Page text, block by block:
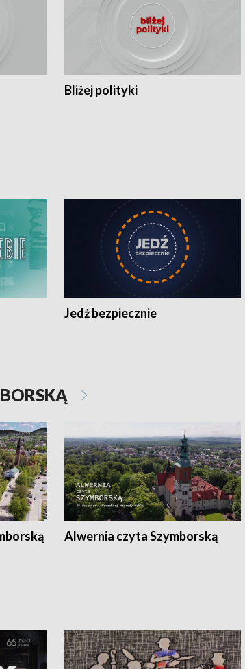
Bliżej polityki
Jedź bezpiecznie
Alwernia czyta Szymborską